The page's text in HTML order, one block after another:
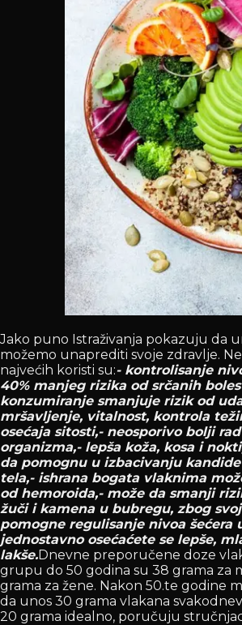
Jako puno Istraživanja pokazuju da
možemo unaprediti svoje zdravlje.
najvećih koristi su:- kontrolisanje
40% manjeg rizika od srčanih
konzumiranje smanjuje rizik od
mršavljenje, vitalnost, kontrola
osećaja sitosti,- neosporivo bolji
organizma,- lepša koža, kosa i
da pomognu u izbacivanju
tela,- ishrana bogata vlaknima
od hemoroida,- može da smanji
žuči i kamena u bubregu, zbog
pomogne regulisanje nivoa šećera
jednostavno osećaćete se lepše,
lakše.Dnevne preporučene doze
grupu do 50 godina su 38 grama za
grama za žene. Nakon 50.te godine
da unos 30 grama vlakana
20 grama idealno, poručuju